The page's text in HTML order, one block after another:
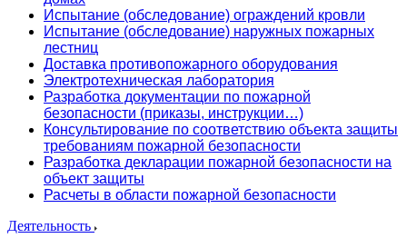
Испытание (обследование) ограждений кровли
Испытание (обследование) наружных пожарных
лестниц
Доставка противопожарного оборудования
Электротехническая лаборатория
Разработка документации по пожарной
безопасности (приказы, инструкции…)
Консультирование по соответствию объекта защиты
требованиям пожарной безопасности
Разработка декларации пожарной безопасности на
объект защиты
Расчеты в области пожарной безопасности
Деятельность